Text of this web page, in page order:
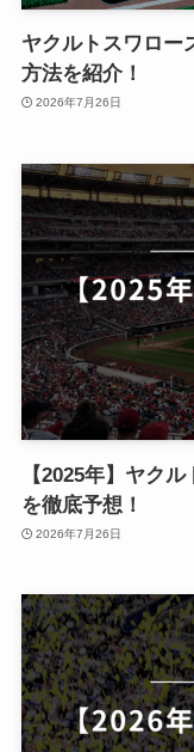
ヤクルトスワロー
方法を紹介！
2026年7月26日
【2025年】ヤク
を徹底予想！
2026年7月26日